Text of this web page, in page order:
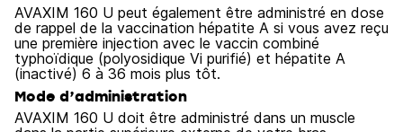
AVAXIM 160 U peut également être administré en dose
de rappel de la vaccination hépatite A si vous avez reçu
une première injection avec le vaccin combiné
typhoïdique (polyosidique Vi purifié) et hépatite A
(inactivé) 6 à 36 mois plus tôt.
Mode d’administration
AVAXIM 160 U doit être administré dans un muscle